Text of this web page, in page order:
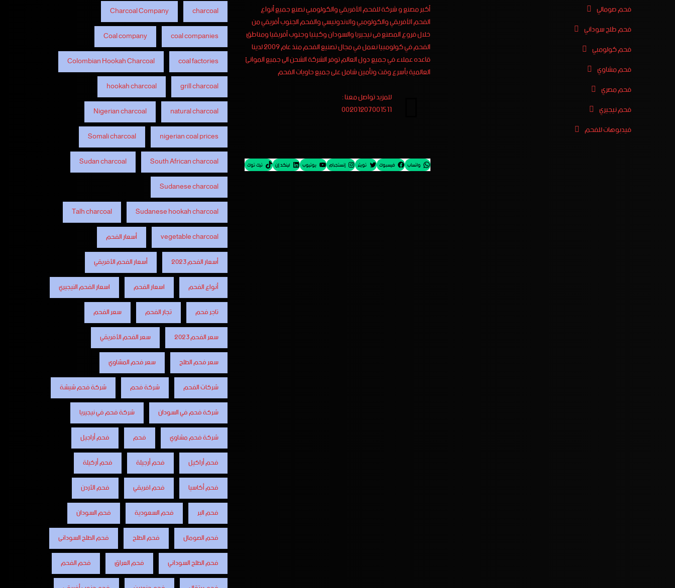
فحم صومالي
فحم طلح سوداني
فحم كولومبي
فحم مشاوي
فحم مصري
فحم نيجيري
فيدبوهات للفحم
أكبر مصنع و شركة للفحم الأفريقي والكولومبي نصنع جميع أنواع
الفحم الأفريقي والكولومبي والاندونيسي والفحم الجنوب أفريقي من
خلال فروع المصنع فى نيجيريا والسودان وكينيا وجنوب أفريقيا ومناطق
الفحم في كولومبيا نعمل في مجال تصنيع الفحم منذ عام 2009 لدينا
قاعده عملاء في جميع دول العالم توفر الشركة الشحن الى جميع الموانئ
العالمية بأسرع وقت وتأمين شامل على جميع حاويات الفحم
للمزيد تواصل معنا :
00201207001511
واتساب فيسبوك تويتر إنستجرام يوتيوب لينكد إن تيك توك
charcoal
Charcoal Company
coal companies
Coal company
coal factories
Colombian Hookah Charcoal
grill charcoal
hookah charcoal
natural charcoal
Nigerian charcoal
nigerian coal prices
Somali charcoal
South African charcoal
Sudan charcoal
Sudanese charcoal
Sudanese hookah charcoal
Talh charcoal
vegetable charcoal
أسعار الفحم
أسعار الفحم 2023
أسعار الفحم الأفريقي
أنواع الفحم
اسعار الفحم
اسعار الفحم النيجيري
تاجر فحم
تجار الفحم
سعر الفحم
سعر الفحم 2023
سعر الفحم الأفريقي
سعر فحم الطلح
سعر فحم المشاوي
شركات الفحم
شركة فحم
شركة فحم شيشة
شركة فحم في السودان
شركة فحم في نيجيريا
شركة فحم مشاوي
فحم
فحم أراجيل
فحم أراكيل
فحم أرجيلة
فحم أركيلة
فحم أكاسيا
فحم افريقي
فحم الأردن
فحم البر
فحم السعودية
فحم السودان
فحم الصومال
فحم الطلح
فحم الطلح السودانى
فحم الطلح السوداني
فحم العراق
فحم الفحم